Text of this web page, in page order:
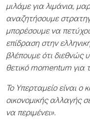
μιλάμε για λιμάνια,
αναζητήσουμε
μπορέσουμε να
επίδραση στην
βλέπουμε ότι διεθνώς
θετικό momentum για
Το Υπερταμείο είναι ο
οικονομικής αλλαγής
να περιμένει».